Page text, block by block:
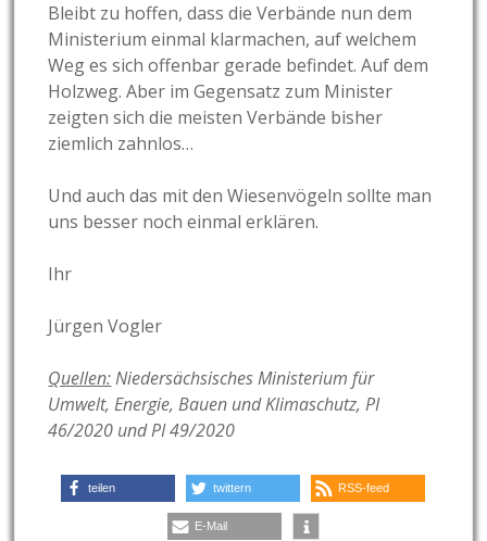
Bleibt zu hoffen, dass die Verbände nun dem
Ministerium einmal klarmachen, auf welchem
Weg es sich offenbar gerade befindet. Auf dem
Holzweg. Aber im Gegensatz zum Minister
zeigten sich die meisten Verbände bisher
ziemlich zahnlos…
Und auch das mit den Wiesenvögeln sollte man
uns besser noch einmal erklären.
Ihr
Jürgen Vogler
Quellen:Niedersächsisches Ministerium für
Umwelt, Energie, Bauen und Klimaschutz, PI
46/2020 und PI 49/2020
teilen twittern RSS-feed
E-Mail